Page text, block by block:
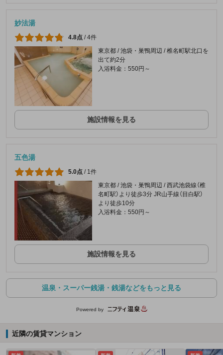
妙法湯
4.8点 /4件
東京都 / 池袋・巣鴨周辺 / 椎名町駅北口を
出て約2分
入浴料金：550円～
施設情報を見る
五色湯
5.0点 / 1件
東京都 / 池袋・巣鴨周辺 / 西武池袋線（椎
名町駅）より徒歩3分 JR山手線（目白駅）
より徒歩10分
入浴料金：550円～
施設情報を見る
温泉・スーパー銭湯・銭湯などをもっと見る
Powered by
近隣の賃貸マンション